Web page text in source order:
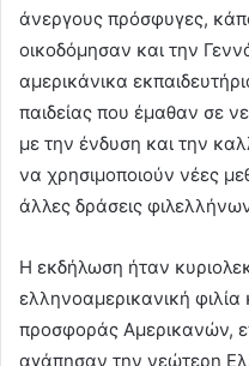
άνεργους πρόσφυγες,
οικοδόμησαν και την
αμερικάνικα
παιδείας που έμαθαν σε
με την ένδυση και την
να χρησιμοποιούν νέες
άλλες δράσεις
Η εκδήλωση ήταν
ελληνοαμερικανική
προσφοράς Αμερικανών,
αγάπησαν την νεώτερη